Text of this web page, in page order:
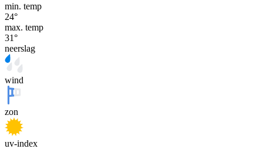
min. temp
24°
max. temp
31°
neerslag
wind
zon
uv-index